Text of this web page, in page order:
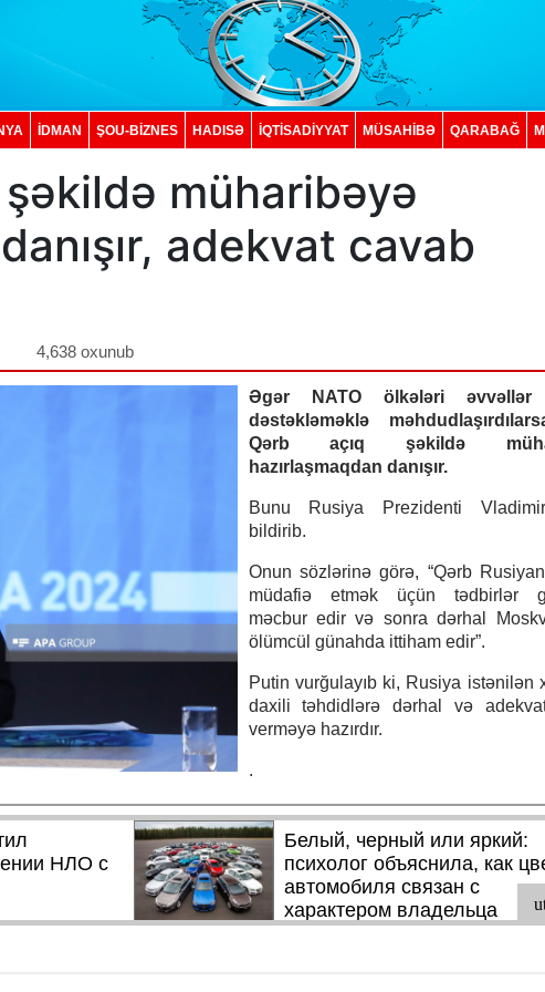
İDMAN ŞOU-BİZNES HADISƏ İQTISADIYYAT MÜSAHİBƏ QARABAĞ
müharibəyə
adekvat cavab
4,638 oxunub
Əgər NATO ölkələri əvvəllər
dəstəkləməklə
Qərb açıq şəkildə
hazırlaşmaqdan danışır.
Bunu Rusiya Prezidenti
bildirib.
Onun sözlərinə görə, “Qərb
müdafiə etmək üçün tədbirlər
məcbur edir və sonra dərhal
ölümcül günahda ittiham edir”.
Putin vurğulayıb ki, Rusiya istənilən
daxili təhdidlərə dərhal və
verməyə hazırdır.
.